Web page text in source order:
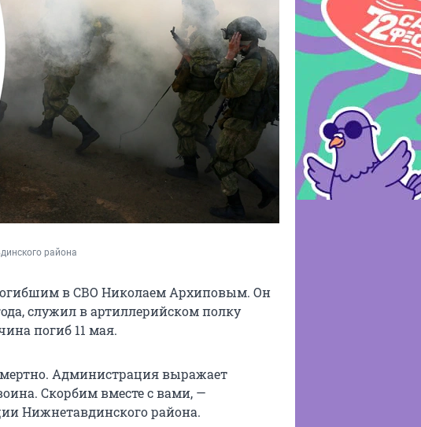
района
в СВО Николаем Архиповым. Он
служил в артиллерийском полку
погиб 11 мая.
Администрация выражает
Скорбим вместе с вами, —
Нижнетавдинского района.